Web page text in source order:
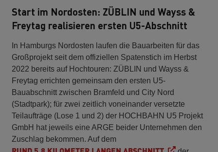
Start im Nordosten: ZÜBLIN und Wayss &
Freytag realisieren ersten U5-Abschnitt
In Hamburgs Nordosten laufen die Bauarbeiten für das
Großprojekt seit dem offiziellen Spatenstich im Herbst
2022 bereits auf Hochtouren: ZÜBLIN und Wayss &
Freytag errichten gemeinsam den ersten U5-
Bauabschnitt zwischen Bramfeld und City Nord
(Stadtpark); für zwei zeitlich voneinander versetzte
Teilaufträge (Lose 1 und 2) der HOCHBAHN U5 Projekt
GmbH hat jeweils eine ARGE beider Unternehmen den
Zuschlag bekommen. Auf dem